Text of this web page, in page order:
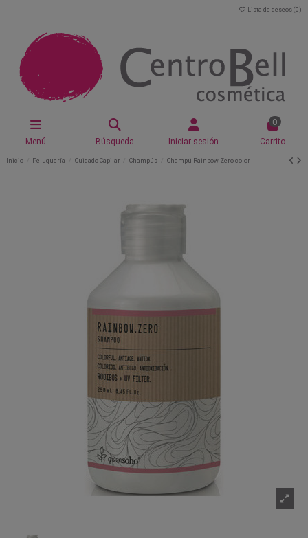
Lista de deseos (0 )
Menú Búsqueda Iniciar sesión
0
Carrito
Inicio Peluquería Cuidado Capilar Champús Champú Rainbow Zero color